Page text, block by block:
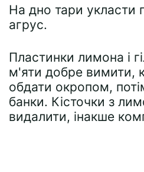
На дно тари укласти
агрус.
Пластинки лимона і
м'яти добре вимити,
обдати окропом,
банки. Кісточки з
видалити, інакше